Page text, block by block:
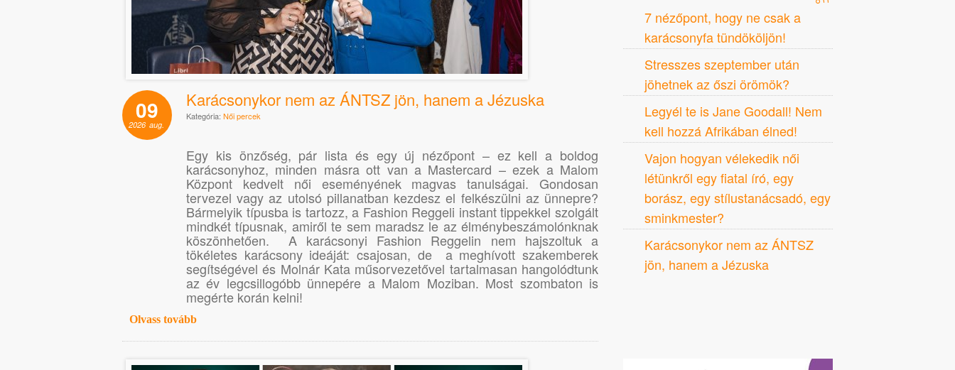
09
2026 aug.
Karácsonykor nem az ÁNTSZ jön, hanem a Jézuska
Kategória: Női percek
Egy kis önzőség, pár lista és egy új nézőpont – ez kell a boldog
karácsonyhoz, minden másra ott van a Mastercard – ezek a Malom
Központ kedvelt női eseményének magvas tanulságai. Gondosan
tervezel vagy az utolsó pillanatban kezdesz el felkészülni az ünnepre?
Bármelyik típusba is tartozz, a Fashion Reggeli instant tippekkel szolgált
mindkét típusnak, amiről te sem maradsz le az élménybeszámolónknak
köszönhetően. A karácsonyi Fashion Reggelin nem hajszoltuk a
tökéletes karácsony ideáját: csajosan, de a meghívott szakemberek
segítségével és Molnár Kata műsorvezetővel tartalmasan hangolódtunk
az év legcsillogóbb ünnepére a Malom Moziban. Most szombaton is
megérte korán kelni!
Olvass tovább
7 nézőpont, hogy ne csak a
karácsonyfa tündököljön!
Stresszes szeptember után
jöhetnek az őszi örömök?
Legyél te is Jane Goodall! Nem
kell hozzá Afrikában élned!
Vajon hogyan vélekedik női
létünkről egy fiatal író, egy
borász, egy stílustanácsadó, egy
sminkmester?
Karácsonykor nem az ÁNTSZ
jön, hanem a Jézuska